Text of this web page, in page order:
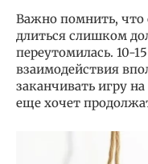
Важно помнить, что
длиться слишком
переутомилась. 10-
взаимодействия
заканчивать игру
еще хочет